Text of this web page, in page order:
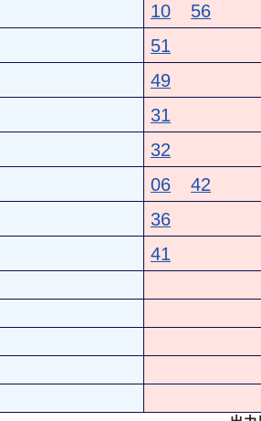
10 56
51
49
31
32
06 42
36
41